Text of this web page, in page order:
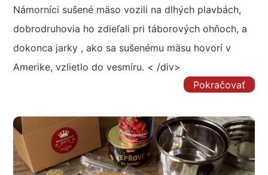
Námorníci sušené mäso vozili na dlhých plavbách,
dobrodruhovia ho zdieľali pri táborových ohňoch, a
dokonca jarky , ako sa sušenému mäsu hovorí v
Amerike, vzlietlo do vesmíru. < /div>
Pokračovať